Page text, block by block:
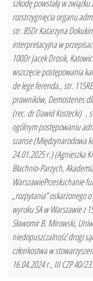
szkodę powstałą w
rozstrzygnięcia organu
str. 85Dr Katarzyna
interpretacyjna w
100Dr Jacek Drosik,
wszczęcie postępowania
de lege ferenda., str.
prawników, Demostenes
(rec. dr Dawid Kostecki) ,
ogólnym postępowaniu
szanse (Międzynarodowa
24.01.2025 r.) (Agnieszka
Błachnio-Parzych,
WarszawiePrzesłuchanie
„rozpytania” oskarżonego
wyroku SA w Warszawie z
Sławomir B. Mirowski,
niedopuszczalność drogi
członkostwa w
16.04.2024 r., III CZP 40/